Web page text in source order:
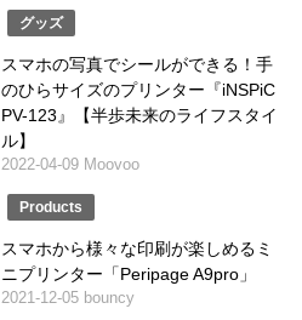
グッズ
スマホの写真でシールができる！手
のひらサイズのプリンター『iNSPiC
PV-123』【半歩未来のライフスタイ
ル】
2022-04-09 Moovoo
Products
スマホから様々な印刷が楽しめるミ
ニプリンター「Peripage A9pro」
2021-12-05 bouncy